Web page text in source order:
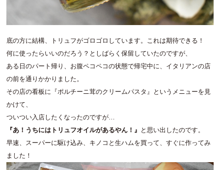
底の方に結構、トリュフがゴロゴロしています。これは期待できる！
何に使ったらいいのだろう？としばらく保留していたのですが、
ある日のパート帰り、お腹ペコペコの状態で帰宅中に、イタリアンの店
の前を通りかかりました。
その店の看板に『ポルチーニ茸のクリームパスタ』というメニューを見
かけて、
ついつい入店したくなったのですが…
『あ！うちにはトリュフオイルがあるやん！』 と思い出したのです。
早速、スーパーに駆け込み、キノコと生ハムを買って、すぐに作ってみ
ました！